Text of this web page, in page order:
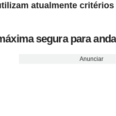
atualmente
segura para
Anunciar